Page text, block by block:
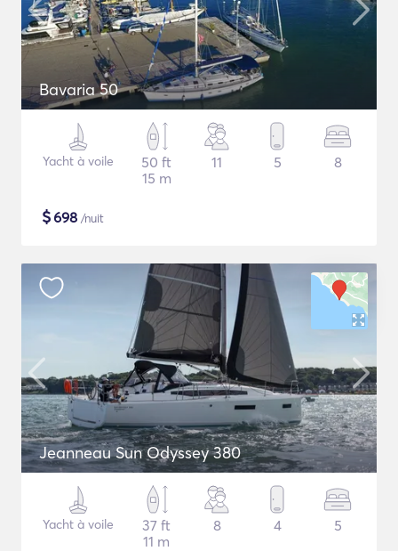
Bavaria 50
Yacht à voile
50 ft
15 m
11 5 8
$698 /nuit
Jeanneau Sun Odyssey 380
Yacht à voile
37 ft
11 m
8 4 5